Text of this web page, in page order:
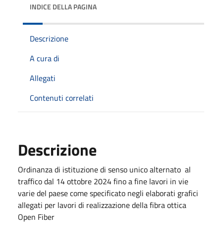
INDICE DELLA PAGINA
Descrizione
A cura di
Allegati
Contenuti correlati
Descrizione
Ordinanza di istituzione di senso unico alternato al
traffico dal 14 ottobre 2024 fino a fine lavori in vie
varie del paese come specificato negli elaborati grafici
allegati per lavori di realizzazione della fibra ottica
Open Fiber